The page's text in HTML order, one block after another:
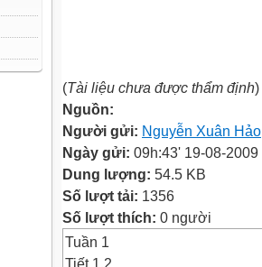
(Tài liệu chưa được thẩm định)
Nguồn:
Người gửi: Nguyễn Xuân Hảo
Ngày gửi: 09h:43' 19-08-2009
Dung lượng: 54.5 KB
Số lượt tải: 1356
Số lượt thích: 0 người
Tuần 1
Tiết 1,2